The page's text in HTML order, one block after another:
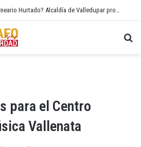
¿Cierre temporal del balneario Hurtado? Alcaldía de Valledupar propone recuperar el río Guatapurí
para el Centro
Vallenata